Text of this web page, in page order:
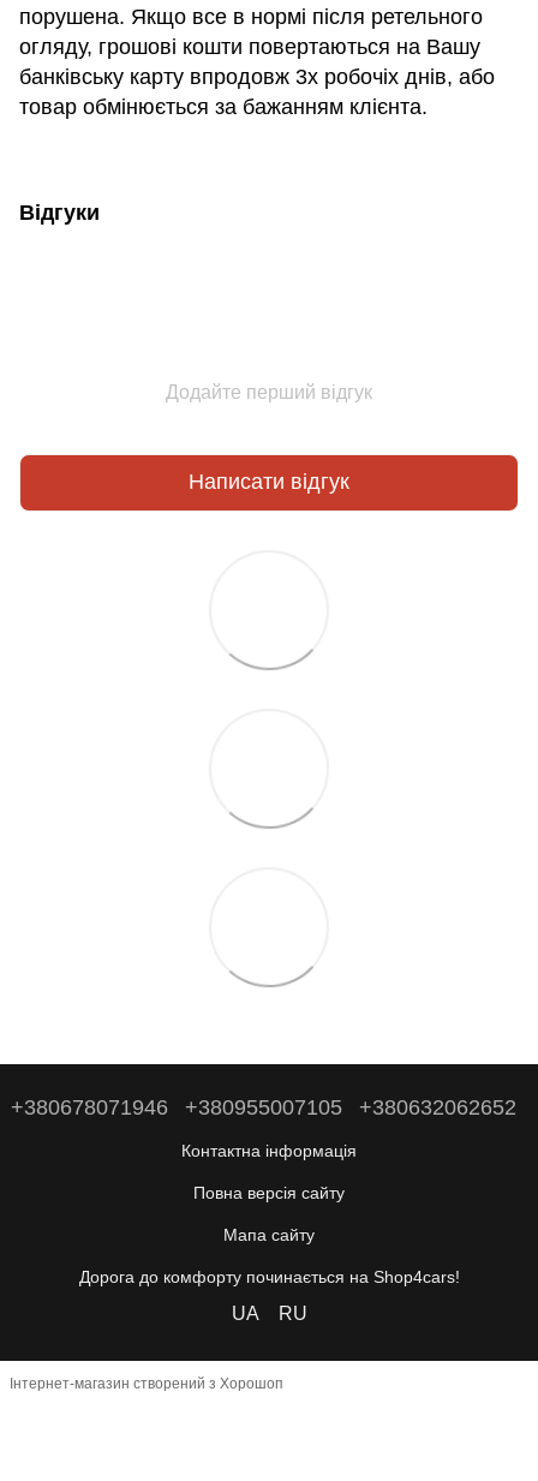
порушена. Якщо все в нормі після ретельного
огляду, грошові кошти повертаються на Вашу
банківську карту впродовж 3х робочіх днів, або
товар обмінюється за бажанням клієнта.
Відгуки
Додайте перший відгук
Написати відгук
+380678071946 +380955007105 +380632062652
Контактна інформація
Повна версія сайту
Мапа сайту
Дорога до комфорту починається на Shop4cars!
UA RU
Інтернет-магазин створений з Хорошоп